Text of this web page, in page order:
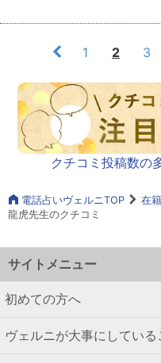
1 2 3
クチコミ投稿数の
電話占いヴェルニTOP 在
龍虎先生のクチコミ
サイトメニュー
初めての方へ
ヴェルニが大事にしている